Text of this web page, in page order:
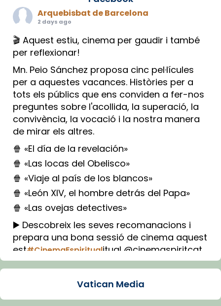
Arquebisbat de Barcelona
2 days ago
🎬 Aquest estiu, cinema per gaudir i també
per reflexionar!
Mn. Peio Sánchez proposa cinc pel·lícules
per a aquestes vacances. Històries per a
tots els públics que ens conviden a fer-nos
preguntes sobre l'acollida, la superació, la
convivència, la vocació i la nostra manera
de mirar els altres.
🍿 «El día de la revelación»
🍿 «Las locas del Obelisco»
🍿 «Viaje al país de los blancos»
🍿 «León XIV, el hombre detrás del Papa»
🍿 «Las ovejas detectives»
▶️ Descobreix les seves recomanacions i
prepara una bona sessió de cinema aquest
est#CinemaEspiritualitual @cinemaspiritcat
Imatge: Generada amb IA (OpenAI)
Vatican Media